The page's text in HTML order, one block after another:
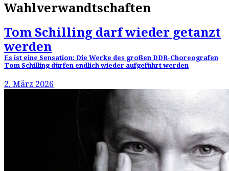
Wahlverwandtschaften
Tom Schilling darf wieder getanzt
werden
Es ist eine Sensation: Die Werke des großen DDR-Choreografen
Tom Schilling dürfen endlich wieder aufgeführt werden
2. März 2026